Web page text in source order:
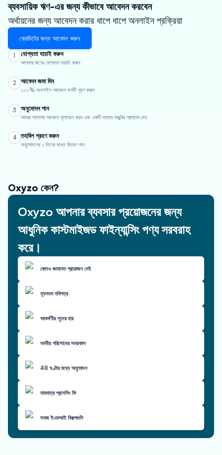
ব্যবসায়িক ঋণ-এর জন্য কীভাবে আবেদন করবেন
অর্থায়নের জন্য আবেদন করার ধাপে ধাপে অনলাইন প্রক্রিয়া
ক্রেডিটের জন্য আবেদন করুন
1 যোগ্যতা যাচাই করুন
আপনার ঋণের যোগ্যতা যাচাই করুন
2 আবেদন জমা দিন
১০০% অনলাইন আবেদন ফর্মটি পূরণ করুন
3 অনুমোদন পান
আমরা আপনার আবেদন মূল্যায়ন করব এবং একটি ন্যায্য মঞ্জুরির প্রস্তাব দেব
4 তহবিল গ্রহণ করুন
অনুমোদনের ২ দিনের মধ্যে বিতরণ পান
Oxyzo কেন?
Oxyzo আপনার ব্যবসার প্রয়োজনের জন্য
আধুনিক কাস্টমাইজড ফাইন্যান্সিং পণ্য সরবরাহ
করে।
কোনও জামানত প্রয়োজন নেই
ন্যূনতম নথিপত্র
আকর্ষণীয় সুদের হার
নমনীয় পরিশোধের সময়কাল
48 ঘণ্টার মধ্যে অনুমোদন
নামমাত্র প্রসেসিং ফি
সহজ ইএমআই বিকল্পগুলি